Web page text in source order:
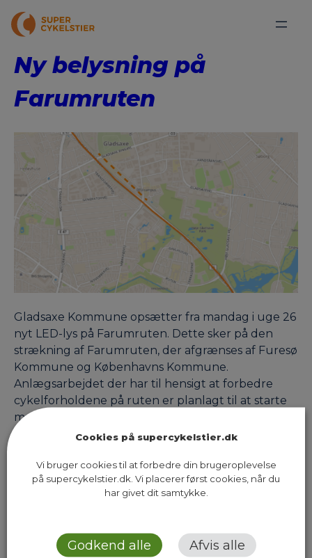
Ny belysning på
Farumruten
Gladsaxe Kommune opsætter fra mandag i uge 26
nyt LED-lys på Farumruten. Dette sker på den
strækning af Farumruten, der afgrænses af Furesø
Kommune og Københavns Kommune.
Anlægsarbejdet der har til hensigt at forbedre
cykelforholdene på ruten er planlagt til at starte
mandag i uge 26 og forventes afsluttet i uge 35.
Arbejdet kommer til…
Next Page
Cookies på supercykelstier.dk
Vi bruger cookies til at forbedre din brugeroplevelse
på supercykelstier.dk. Vi placerer først cookies, når du
har givet dit samtykke.
Godkend alle Afvis alle